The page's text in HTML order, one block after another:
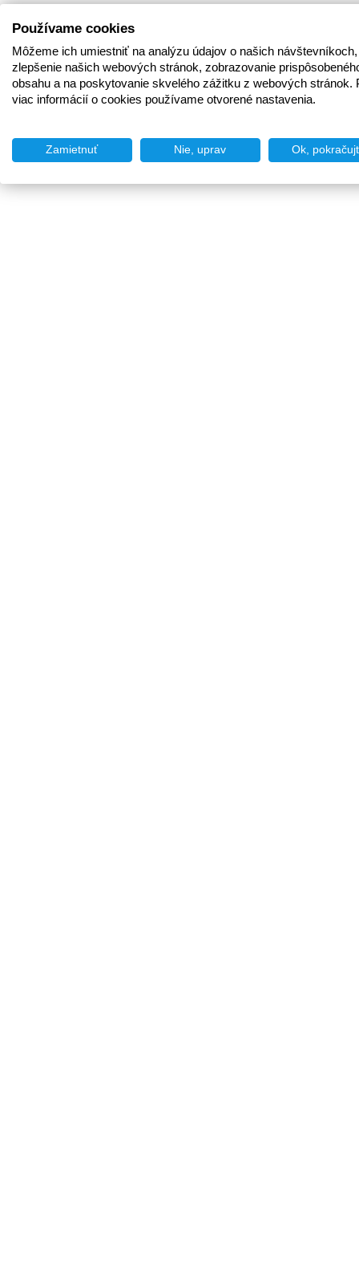
Používame cookies
Môžeme ich umiestniť na analýzu údajov o našich
zlepšenie našich webových stránok, zobrazovanie
obsahu a na poskytovanie skvelého zážitku z webových stránok.
viac informácií o cookies používame otvorené nastavenia.
Zamietnuť Nie, uprav Ok,